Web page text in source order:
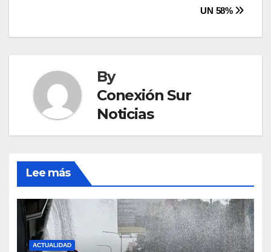
UN 58%
By
Conexión Sur
Noticias
Lee más
ACTUALIDAD